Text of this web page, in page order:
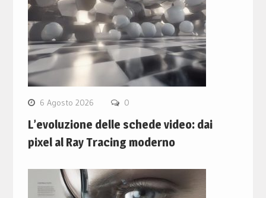
6 Agosto 2026 0
L’evoluzione delle schede video: dai
pixel al Ray Tracing moderno